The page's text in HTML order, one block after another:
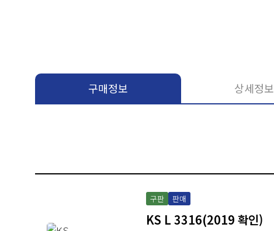
구매정보 상세정보
구판 판매
KS L 3316(2019 확인)